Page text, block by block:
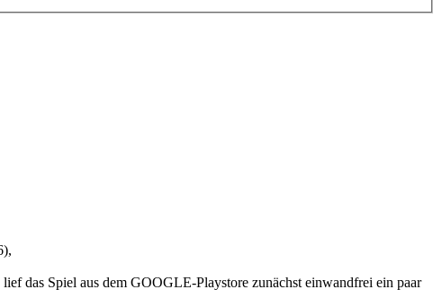
das Spiel aus dem GOOGLE-Playstore zunächst einwandfrei ein paar